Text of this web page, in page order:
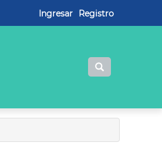
Ingresar Registro